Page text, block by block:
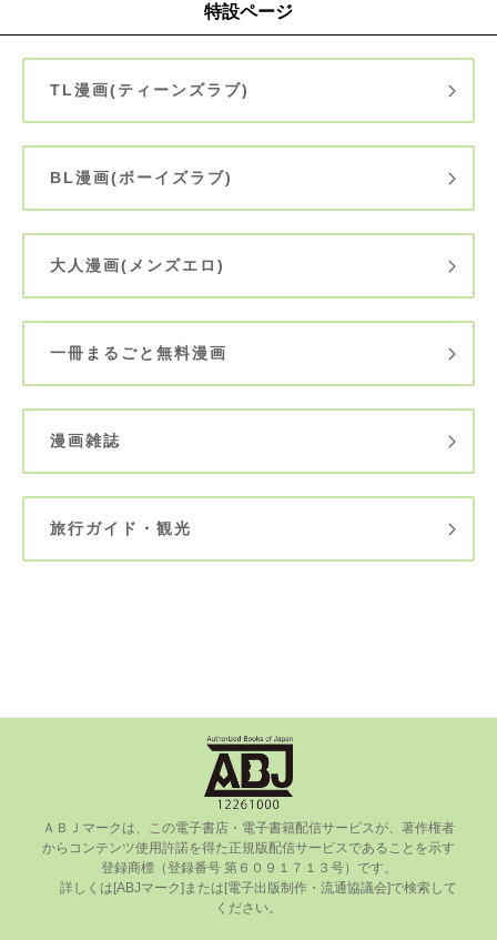
特設ページ
TL漫画(ティーンズラブ)
BL漫画(ボーイズラブ)
大人漫画(メンズエロ)
一冊まるごと無料漫画
漫画雑誌
旅行ガイド・観光
ＡＢＪマークは、この電⼦書店・電⼦書籍配信サービスが、著作権者
からコンテンツ使⽤許諾を得た正規版配信サービスであることを⽰す
登録商標（登録番号 第６０９１７１３号）です。
ください。